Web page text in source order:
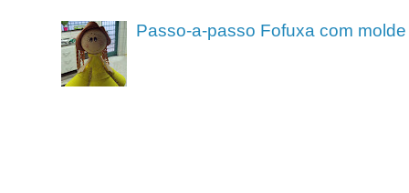
Passo-a-passo Fofuxa com molde